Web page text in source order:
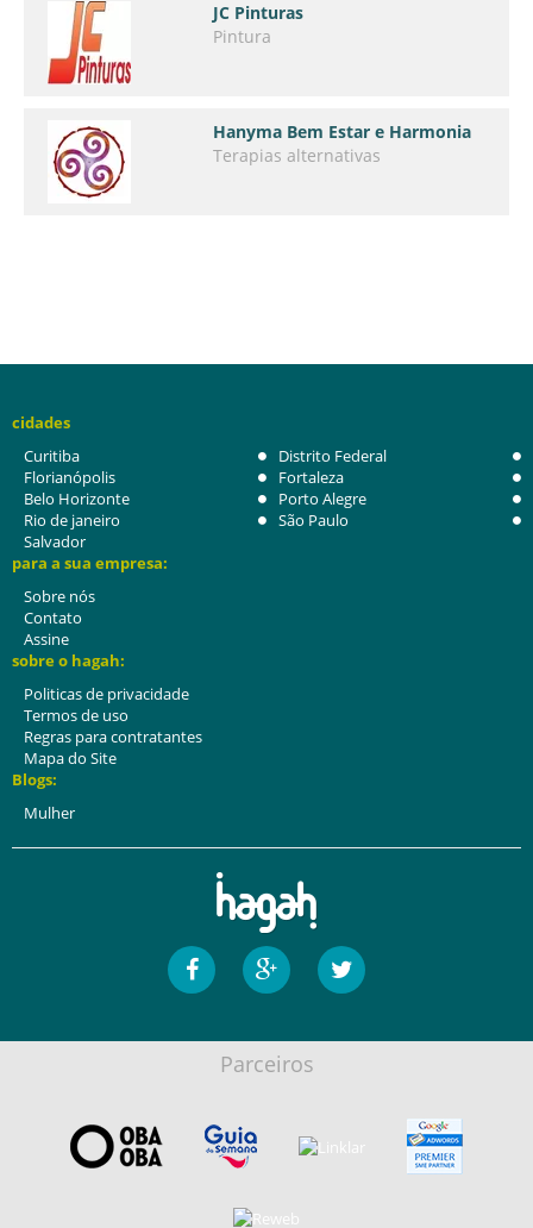
JC Pinturas
Pintura
Hanyma Bem Estar e Harmonia
Terapias alternativas
cidades
Curitiba
Distrito Federal
Florianópolis
Fortaleza
Belo Horizonte
Porto Alegre
Rio de janeiro
São Paulo
Salvador
para a sua empresa:
Sobre nós
Contato
Assine
sobre o hagah:
Politicas de privacidade
Termos de uso
Regras para contratantes
Mapa do Site
Blogs:
Mulher
Parceiros